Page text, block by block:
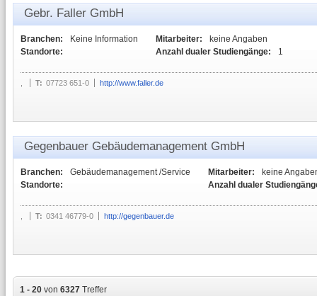
Gebr. Faller GmbH
Branchen:
Keine Information
Standorte:
Mitarbeiter:
keine Angaben
Anzahl dualer Studiengänge:
1
T: 07723 651-0 http://www.faller.de
Gegenbauer Gebäudemanagement GmbH
Branchen:
Gebäudemanagement /Service
Standorte:
Mitarbeiter:
keine
Anzahl dualer
T: 0341 46779-0 http://gegenbauer.de
1 - 20 von 6327 Treffer